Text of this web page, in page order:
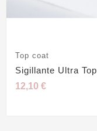
Top coat
Sigillante Ultra Top
12,10 €